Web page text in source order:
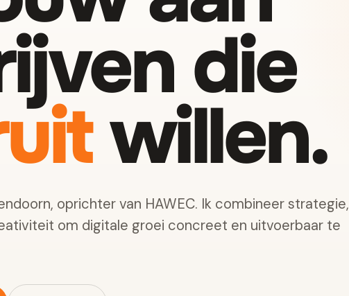
die
willen.
oprichter van HAWEC. Ik combineer strategie,
om digitale groei concreet en uitvoerbaar te